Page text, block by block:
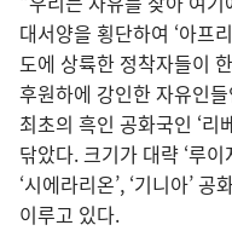
대서양을 횡단하여 ‘아프
도에 상륙한 정착자들이
후원하에 강인한 자유인
최초의 흑인 공화국인 ‘
닦았다. 크기가 대략 ‘루
‘시에라리온’, ‘기니아’
이루고 있다.